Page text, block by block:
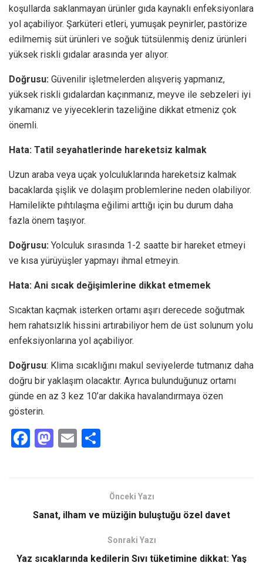
koşullarda saklanmayan ürünler gıda kaynaklı enfeksiyonlara
yol açabiliyor. Şarküteri etleri, yumuşak peynirler, pastörize
edilmemiş süt ürünleri ve soğuk tütsülenmiş deniz ürünleri
yüksek riskli gıdalar arasında yer alıyor.
Doğrusu: Güvenilir işletmelerden alışveriş yapmanız,
yüksek riskli gıdalardan kaçınmanız, meyve ile sebzeleri iyi
yıkamanız ve yiyeceklerin tazeliğine dikkat etmeniz çok
önemli.
Hata: Tatil seyahatlerinde hareketsiz kalmak
Uzun araba veya uçak yolculuklarında hareketsiz kalmak
bacaklarda şişlik ve dolaşım problemlerine neden olabiliyor.
Hamilelikte pıhtılaşma eğilimi arttığı için bu durum daha
fazla önem taşıyor.
Doğrusu: Yolculuk sırasında 1-2 saatte bir hareket etmeyi
ve kısa yürüyüşler yapmayı ihmal etmeyin.
Hata: Ani sıcak değişimlerine dikkat etmemek
Sıcaktan kaçmak isterken ortamı aşırı derecede soğutmak
hem rahatsızlık hissini artırabiliyor hem de üst solunum yolu
enfeksiyonlarına yol açabiliyor.
Doğrusu: Klima sıcaklığını makul seviyelerde tutmanız daha
doğru bir yaklaşım olacaktır. Ayrıca bulunduğunuz ortamı
günde en az 3 kez 10’ar dakika havalandırmaya özen
gösterin.
F
o
k
M
d
n
E
Önceki Yazı
Sanat, ilham ve müziğin buluştuğu özel davet
Sonraki Yazı
Yaz sıcaklarında kedilerin Sıvı tüketimine dikkat: Yaş